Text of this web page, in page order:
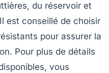
du réservoir et
est conseillé de choisir
pour assurer la
Pour plus de détails
vous